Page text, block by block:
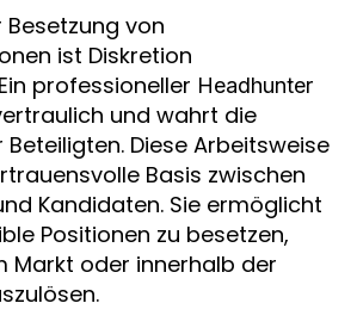
von
ist Diskretion
professioneller Headhunter
und wahrt die
Diese Arbeitsweise
Basis zwischen
Kandidaten. Sie ermöglicht
Positionen zu besetzen,
Markt oder innerhalb der